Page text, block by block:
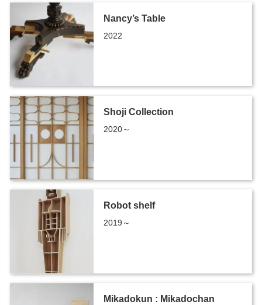
Nancy’s Table
2022
Shoji Collection
2020～
Robot shelf
2019～
Mikadokun : Mikadochan